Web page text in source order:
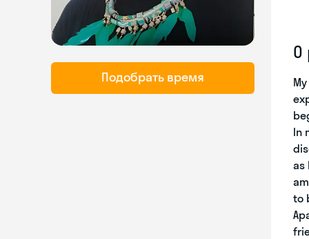
Подобрать время
О
In
as
to